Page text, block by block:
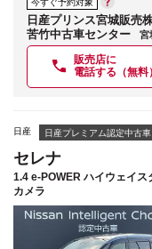
今すぐ予約対象
日産プリンス宮城販売
苦竹中古車センター
宮
販売店に
電話する（無料）
日産 日産プレミアム認定中古車
セレナ
1.4 e-POWER ハイウェイ
カメラ